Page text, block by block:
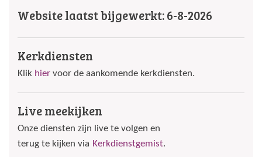
Website laatst bijgewerkt: 6-8-2026
Kerkdiensten
Klik hier voor de aankomende kerkdiensten.
Live meekijken
Onze diensten zijn live te volgen en
terug te kijken via Kerkdienstgemist.